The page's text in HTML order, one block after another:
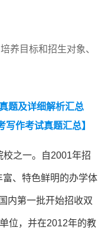
养目标和招生对象、
题及详细解析汇总
写作考试真题汇总】
之一。自2001年招
富、特色鲜明的办学体
内第一批开始招收双
位，并在2012年的教